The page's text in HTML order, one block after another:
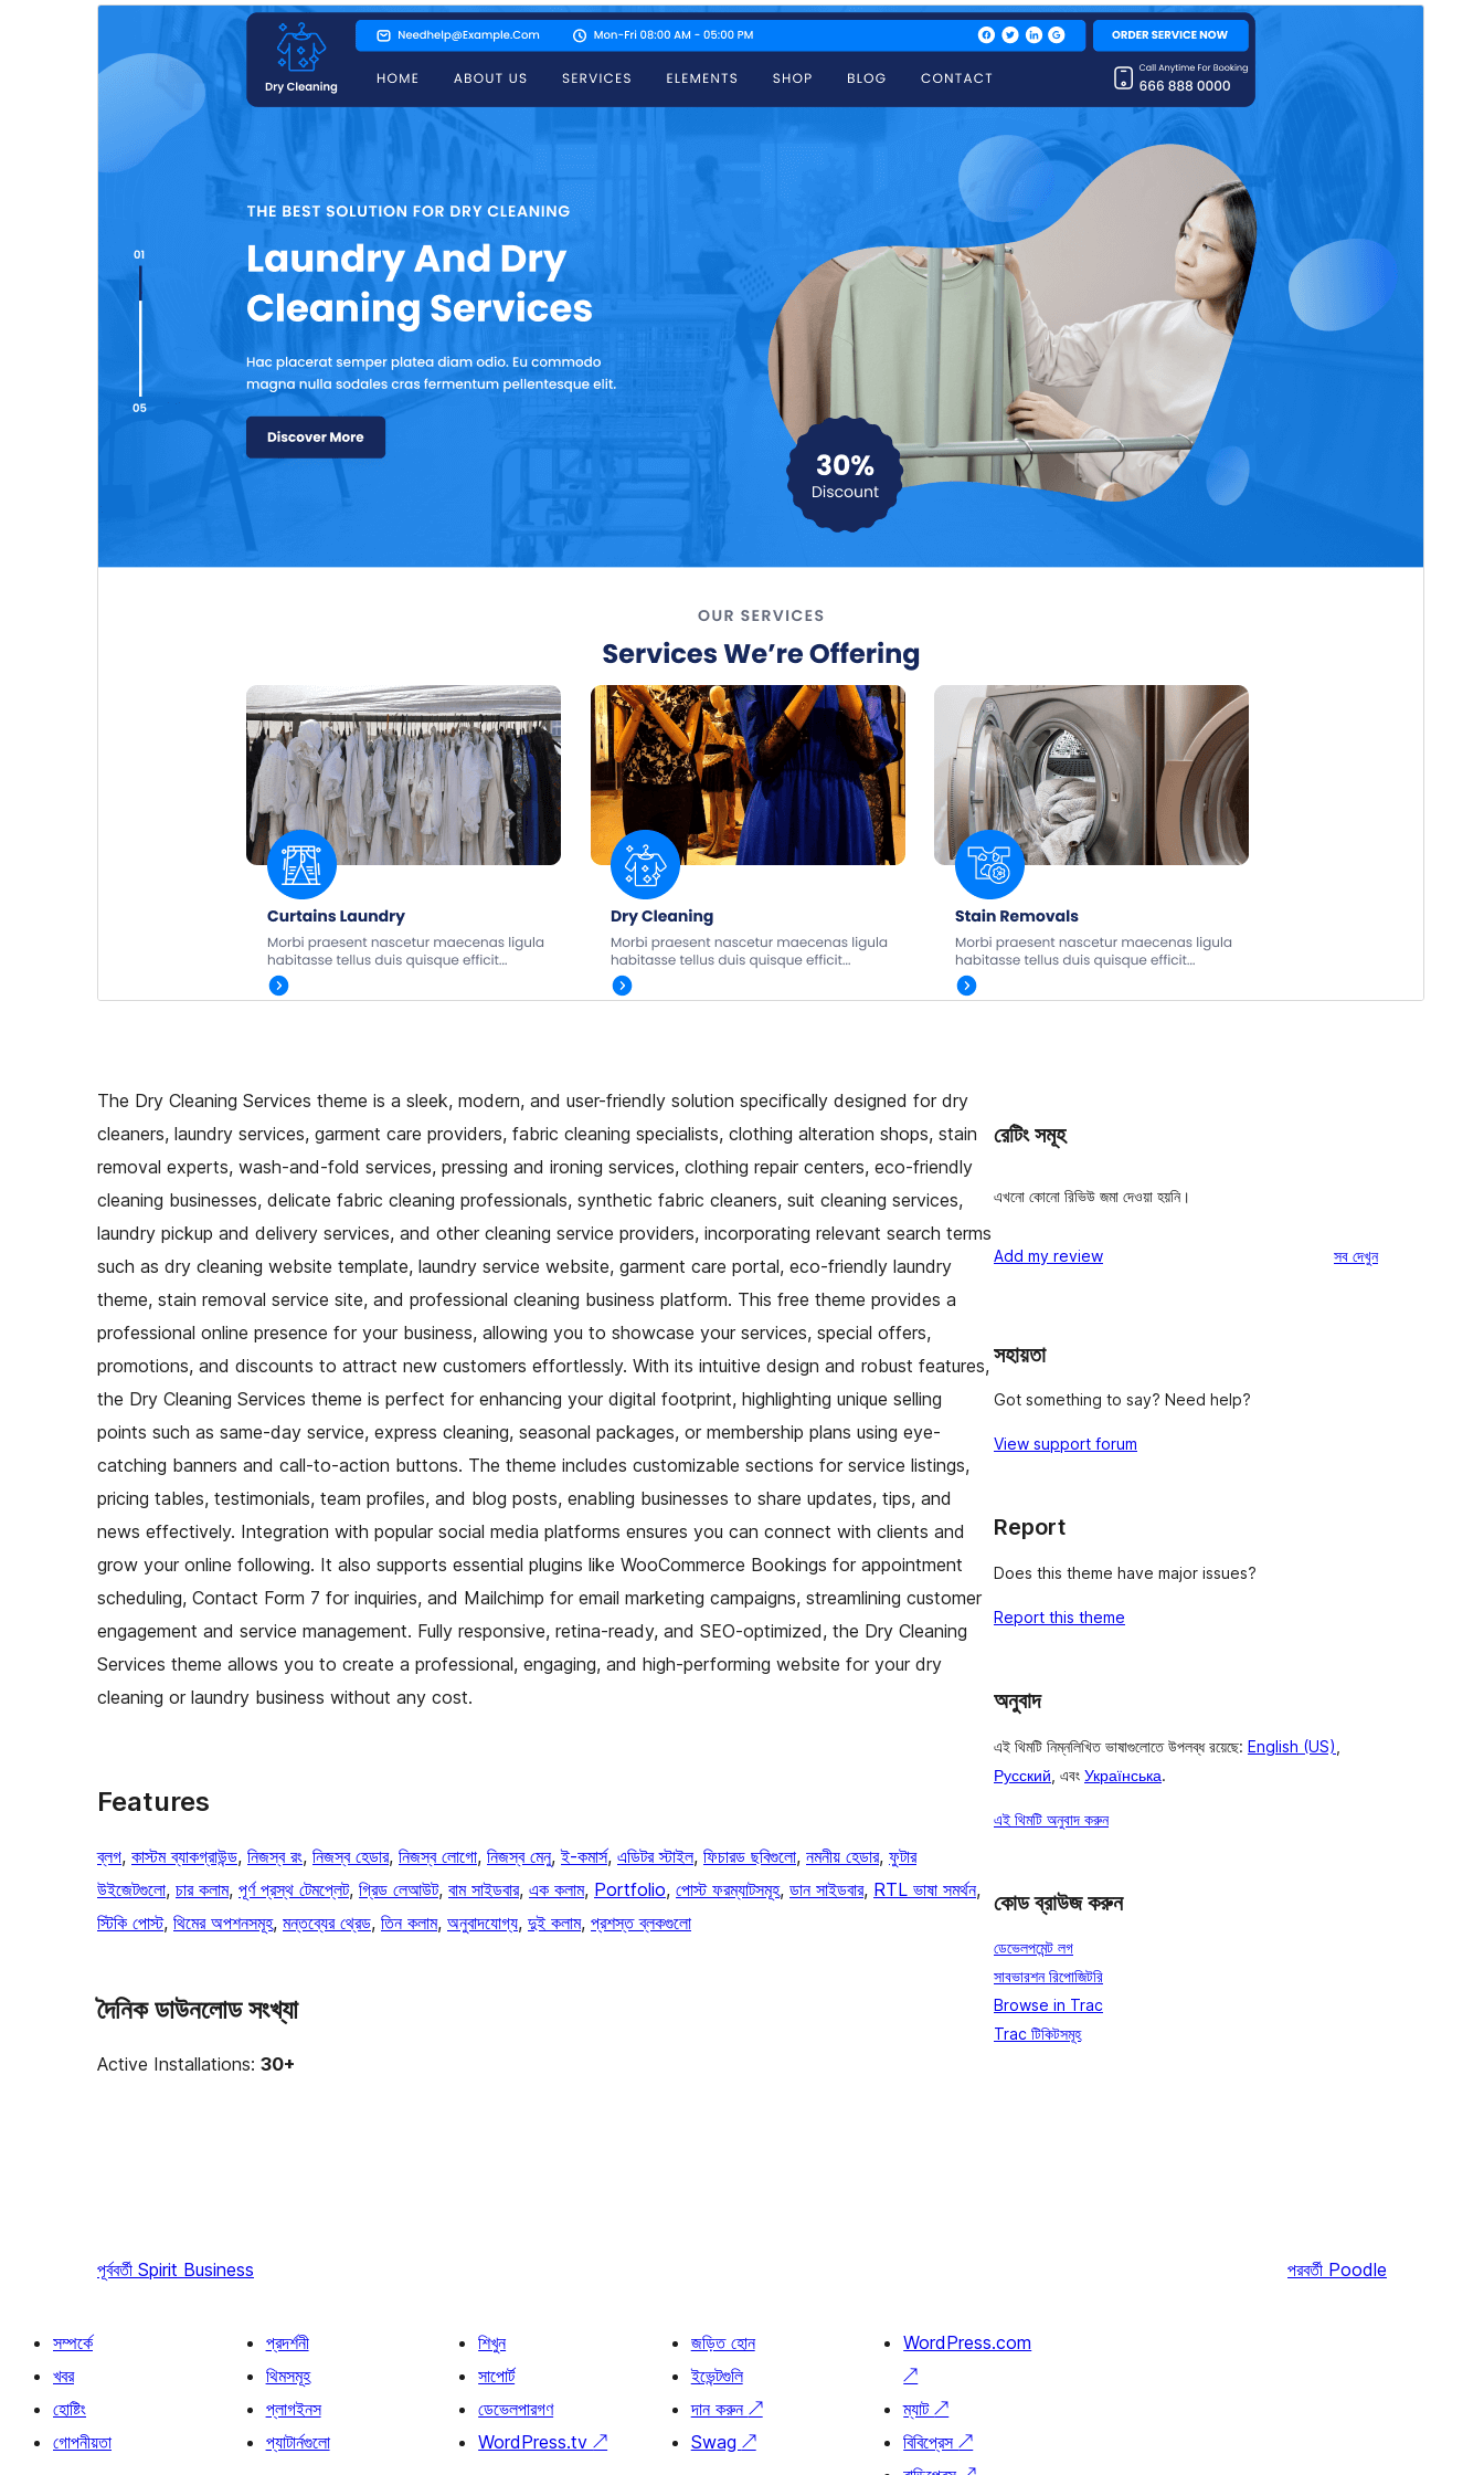
PreviewDownload
ওয়ার্ডপ্রেস সংস্করণ
পিএইচপি সংস্করণ
The Dry Cleaning Services theme is a sleek, modern, and user-friendly solution specifically designed for dry
cleaners, laundry services, garment care providers, fabric cleaning specialists, clothing alteration shops, stain
removal experts, wash-and-fold services, pressing and ironing services, clothing repair centers, eco-friendly
cleaning businesses, delicate fabric cleaning professionals, synthetic fabric cleaners, suit cleaning services,
laundry pickup and delivery services, and other cleaning service providers, incorporating relevant search terms
such as dry cleaning website template, laundry service website, garment care portal, eco-friendly laundry
theme, stain removal service site, and professional cleaning business platform. This free theme provides a
professional online presence for your business, allowing you to showcase your services, special offers,
promotions, and discounts to attract new customers effortlessly. With its intuitive design and robust features,
the Dry Cleaning Services theme is perfect for enhancing your digital footprint, highlighting unique selling
points such as same-day service, express cleaning, seasonal packages, or membership plans using eye-
catching banners and call-to-action buttons. The theme includes customizable sections for service listings,
pricing tables, testimonials, team profiles, and blog posts, enabling businesses to share updates, tips, and
news effectively. Integration with popular social media platforms ensures you can connect with clients and
grow your online following. It also supports essential plugins like WooCommerce Bookings for appointment
scheduling, Contact Form 7 for inquiries, and Mailchimp for email marketing campaigns, streamlining customer
engagement and service management. Fully responsive, retina-ready, and SEO-optimized, the Dry Cleaning
Services theme allows you to create a professional, engaging, and high-performing website for your dry
cleaning or laundry business without any cost.
Features
ব্লগ, কাস্টম ব্যাকগ্রাউন্ড, নিজস্ব রং, নিজস্ব হেডার, নিজস্ব লোগো, নিজস্ব মেনু, ই-কমার্স, এডিটর স্টাইল, ফিচারড ছবিগুলো, নমনীয় হেডার, ফুটার
উইজেটগুলো, চার কলাম, পূর্ণ প্রস্থ টেমপ্লেট, গ্রিড লেআউট, বাম সাইডবার, এক কলাম, Portfolio, পোস্ট ফরম্যাটসমূহ, ডান সাইডবার, RTL ভাষা সমর্থন
স্টিকি পোস্ট, থিমের অপশনসমূহ, মন্তব্যের থ্রেড, তিন কলাম, অনুবাদযোগ্য, দুই কলাম, প্রশস্ত ব্লকগুলো
দৈনিক ডাউনলোড সংখ্যা
Active Installations: 30+
রেটিং সমূহ
এখনো কোনো রিভিউ জমা দেওয়া হয়নি।
Add my review সবরিভিউ
দেখুন
সহায়তা
Got something to say? Need help?
View support forum
Report
Does this theme have major issues?
Report this theme
অনুবাদ
এই থিমটি নিম্নলিখিত ভাষাগুলোতে উপলব্ধ রয়েছে: English (US)
Русский , এবং Українська.
এই থিমটি অনুবাদ করুন
কোড ব্রাউজ করুন
ডেভেলপমেন্ট লগ
সাবভারশন রিপোজিটরি
Browse in Trac
Trac টিকিটসমূহ
পূর্ববর্তী Spirit Business পরবর্তী Poodle
সম্পর্কে
খবর
হোষ্টিং
গোপনীয়তা
প্রদর্শনী
থিমসমূহ
প্লাগইনস
প্যাটার্নগুলো
শিখুন
সাপোর্ট
ডেভেলপারগণ
WordPress.tv↗
জড়িত হোন
ইভেন্টগুলি
দান করুন ↗
Swag ↗
WordPress.com
↗
ম্যাট↗
বিবিপ্রেস↗